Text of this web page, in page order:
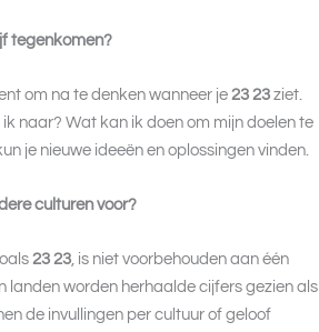
tegenkomen?
om na te denken wanneer je23 23 ziet.
naar? Wat kan ik doen om mijn doelen te
je nieuwe ideeën en oplossingen vinden.
culturen voor?
23 23 , is niet voorbehouden aan één
landen worden herhaalde cijfers gezien als
de invullingen per cultuur of geloof